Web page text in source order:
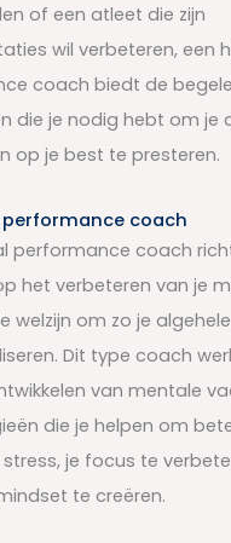
of een atleet die zijn
wil verbeteren, een
coach biedt de
die je nodig hebt om je
op je best te presteren.
coach
performance coach
het verbeteren van je
welzijn om zo je
Dit type coach
van mentale
die je helpen om
je focus te
te creëren.